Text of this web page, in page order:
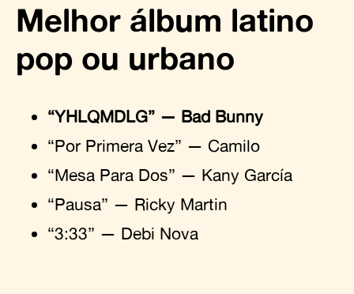
Melhor álbum latino
pop ou urbano
“YHLQMDLG” — Bad Bunny
“Por Primera Vez” — Camilo
“Mesa Para Dos” — Kany García
“Pausa” — Ricky Martin
“3:33” — Debi Nova